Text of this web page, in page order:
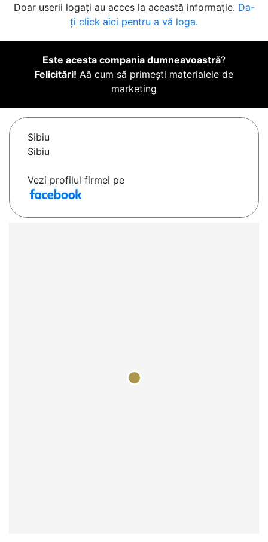
Doar userii logați au acces la această informație. Da-
ți click aici pentru a vă loga.
Este acesta compania dumneavoastră?
Felicitări! Aă cum să primești materialele de
marketing
Sibiu
Sibiu
Vezi profilul firmei pe